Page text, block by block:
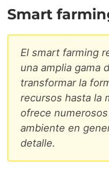
Smart
El smart farming
una amplia gama
transformar la
recursos hasta la
ofrece
ambiente en
detalle.